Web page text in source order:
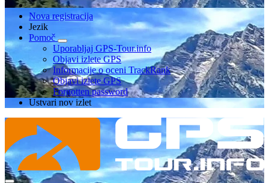
Nova registracija
Jezik
Pomoč
Uporabljaj GPS-Tour.info
Objavi izlete GPS
Informacije o oceni TrackRank
Objavi izlete GPS
Forgotten password
Ustvari nov izlet